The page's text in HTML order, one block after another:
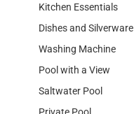
Kitchen Essentials
Dishes and Silverware
Washing Machine
Pool with a View
Saltwater Pool
Private Pool